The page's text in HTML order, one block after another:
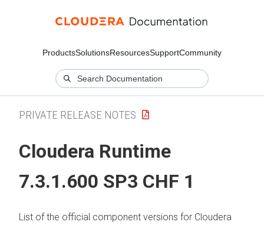
ProductsSolutionsResourcesSupportCommunity
PRIVATE RELEASE NOTES
Cloudera Runtime
7.3.1.600 SP3 CHF 1
List of the official component versions for Cloudera